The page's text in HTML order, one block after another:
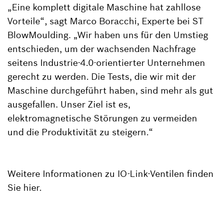
„Eine komplett digitale Maschine hat zahllose
Vorteile“, sagt Marco Boracchi, Experte bei ST
BlowMoulding. „Wir haben uns für den Umstieg
entschieden, um der wachsenden Nachfrage
seitens Industrie-4.0-orientierter Unternehmen
gerecht zu werden. Die Tests, die wir mit der
Maschine durchgeführt haben, sind mehr als gut
ausgefallen. Unser Ziel ist es,
elektromagnetische Störungen zu vermeiden
und die Produktivität zu steigern.“
Weitere Informationen zu IO-Link-Ventilen finden
Sie hier.